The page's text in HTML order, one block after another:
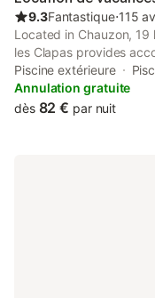
9.3Fantastique⋅115
Located in Chauzon,
les Clapas provides
swimming pool, free
lounge. The air-
Ardeche Gorges.
Piscine extérieure
Annulation gratuite
dès 82 € par nuit